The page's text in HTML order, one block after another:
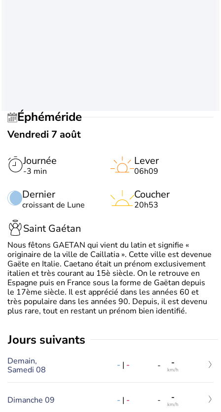
Éphéméride
Vendredi 7 août
Journée
-3 min
Dernier
croissant de Lune
Lever
06h09
Coucher
20h53
Saint Gaétan
Nous fêtons GAETAN qui vient du latin et signifie «
originaire de la ville de Caillatia ». Cette ville est devenue
Gaëte en Italie. Caetano était un prénom exclusivement
italien et très courant au 15è siècle. On le retrouve en
Espagne puis en France sous la forme de Gaëtan depuis
le 17ème siècle. Il est apprécié dans les années 60 et
très populaire dans les années 90. Depuis, il est devenu
plus rare, tout en restant un prénom bien identifié.
jours suivants
Demain,
Samedi 08
- | - - -
km/h
Dimanche 09 - | - - -
km/h